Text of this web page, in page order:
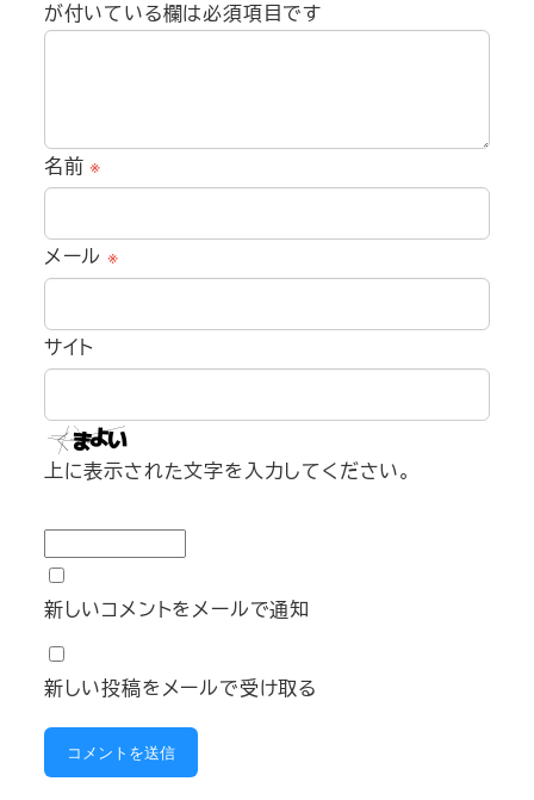
が付いている欄は必須項目です
名前※
メール ※
サイト
上に表示された文字を入力してください。
新しいコメントをメールで通知
新しい投稿をメールで受け取る